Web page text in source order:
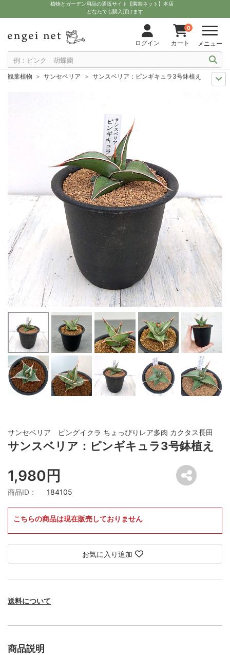
植物とガーデン用品の通販サイト【園芸ネット】本店
どなたでも購入頂けます
ログイン
0
カート メニュー
観葉植物 サンセベリア
サンスベリア：ピンギキュラ3号鉢植え
サンセベリア ピングイクラ ちょっぴりレア多肉 カクタス長田
サンスベリア：ピンギキュラ3号鉢植え
1,980円
商品ID： 184105
こちらの商品は現在販売しておりません
お気に入り追加
送料について
商品説明